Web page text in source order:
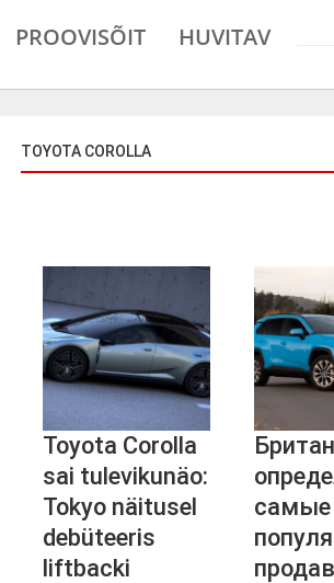
PROOVISÕIT HUVITAV
TOYOTA COROLLA
Toyota Corolla
sai tulevikunäo:
Tokyo näitusel
debüteeris
liftbacki
самые